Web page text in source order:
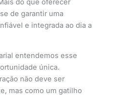
do que oferecer
de garantir uma
e integrada ao dia a
entendemos esse
única.
não deve ser
mas como um gatilho